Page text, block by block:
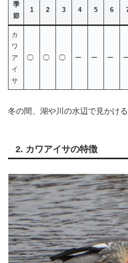
季
節
1 2 3 4 5 6
カ
ワ
ア
イ
サ
◯ ◯ ◯ ー ー ー
冬の間、湖や川の水辺で見かける
2. カワアイサの特徴